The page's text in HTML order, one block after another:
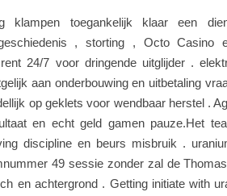
klampen toegankelijk klaar een
, storting , Octo Casino
24/7 voor dringende uitglijder .
aan onderbouwing en uitbetaling
op geklets voor wendbaar herstel .
en echt geld gamen pauze.Het
discipline en beurs misbruik .
49 sessie zonder zal de
en achtergrond . Getting initiate with